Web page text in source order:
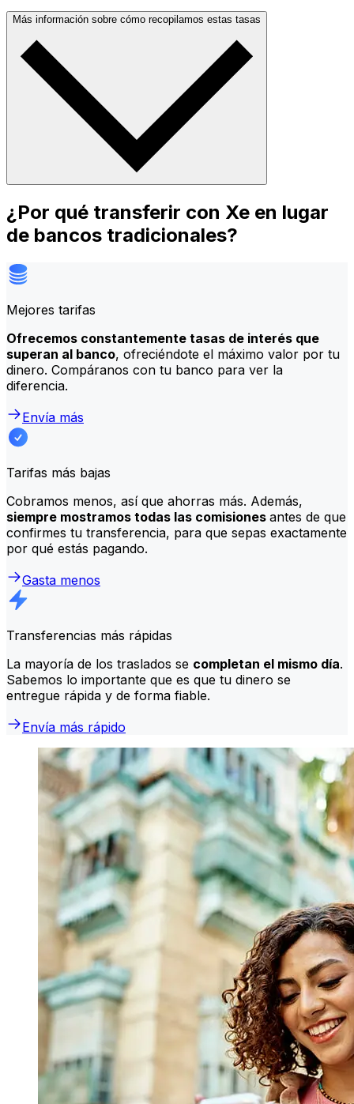
Más información sobre cómo recopilamos estas tasas
¿Por qué transferir con Xe en lugar
de bancos tradicionales?
Mejores tarifas
Ofrecemos constantemente tasas de interés que
superan al banco, ofreciéndote el máximo valor por tu
dinero. Compáranos con tu banco para ver la
diferencia.
Envía más
Tarifas más bajas
Cobramos menos, así que ahorras más. Además,
siempre mostramos todas las comisiones antes de que
confirmes tu transferencia, para que sepas exactamente
por qué estás pagando.
Gasta menos
Transferencias más rápidas
La mayoría de los traslados se completan el mismo día.
Sabemos lo importante que es que tu dinero se
entregue rápida y de forma fiable.
Envía más rápido